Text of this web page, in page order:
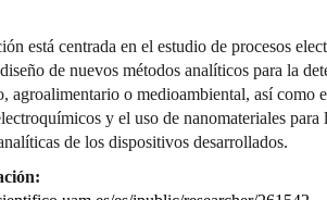
está centrada en el estudio de procesos
de nuevos métodos analíticos para la
agroalimentario o medioambiental, así como
y el uso de nanomateriales para
de los dispositivos desarrollados.